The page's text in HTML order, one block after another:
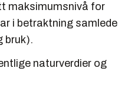
maksimumsnivå for
i betraktning samlede
bruk).
naturverdier og